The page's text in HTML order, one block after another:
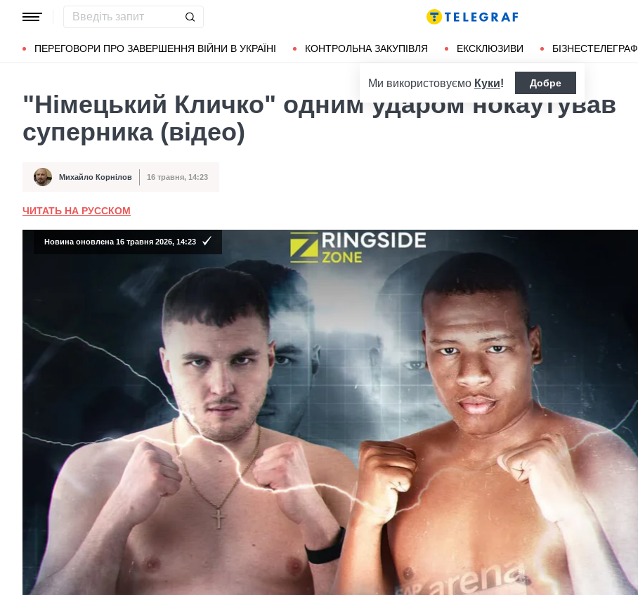
ПЕРЕГОВОРИ ПРО ЗАВЕРШЕННЯ ВІЙНИ В УКРАЇНІ КОНТРОЛЬНА ЗАКУПІВЛЯ ЕКСКЛЮЗИВИ БІЗНЕСТЕЛЕГРАФ
Популярні запити Маріуполь Донбас
Ми використовуємо Куки! Добре
"Німецький Кличко" одним ударом нокаутував
суперника (відео)
Автор Михайло Корнілов
Дата публікації 16 травня, 14:23
ЧИТАТЬ НА РУССКОМ
Новина оновлена 16 травня 2026, 14:23